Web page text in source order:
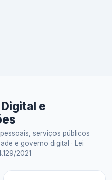
e
serviços públicos
e governo digital · Lei
2021